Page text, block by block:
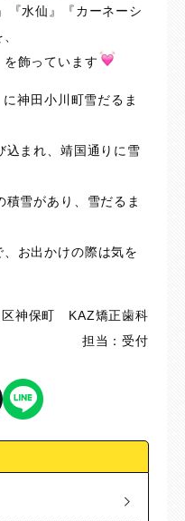
『水仙』『カーネーシ
飾っています
神田小川町雪だるま
込まれ、靖国通りに雪
雪があり、雪だるま
お出かけの際は気を
区神保町 KAZ矯正歯科
担当：受付